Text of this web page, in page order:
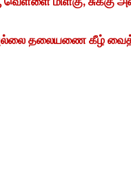
வெள்ளை மிளகு, சுக்கு
தலையணை கீழ்‌